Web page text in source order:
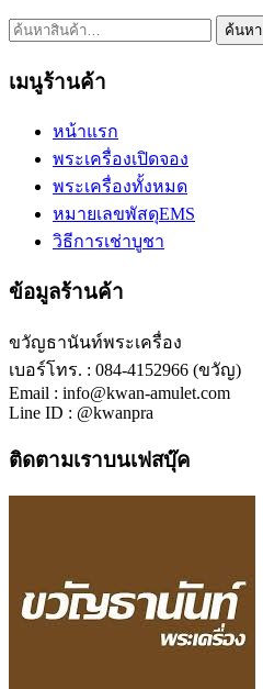
ค้นหา: ค้นหา
เมนูร้านค้า
หน้าแรก
พระเครื่องเปิดจอง
พระเครื่องทั้งหมด
หมายเลขพัสดุEMS
วิธีการเช่าบูชา
ข้อมูลร้านค้า
ขวัญธานันท์พระเครื่อง
เบอร์โทร. : 084-4152966 (ขวัญ)
Email : info@kwan-amulet.com
Line ID : @kwanpra
ติดตามเราบนเฟสบุ๊ค